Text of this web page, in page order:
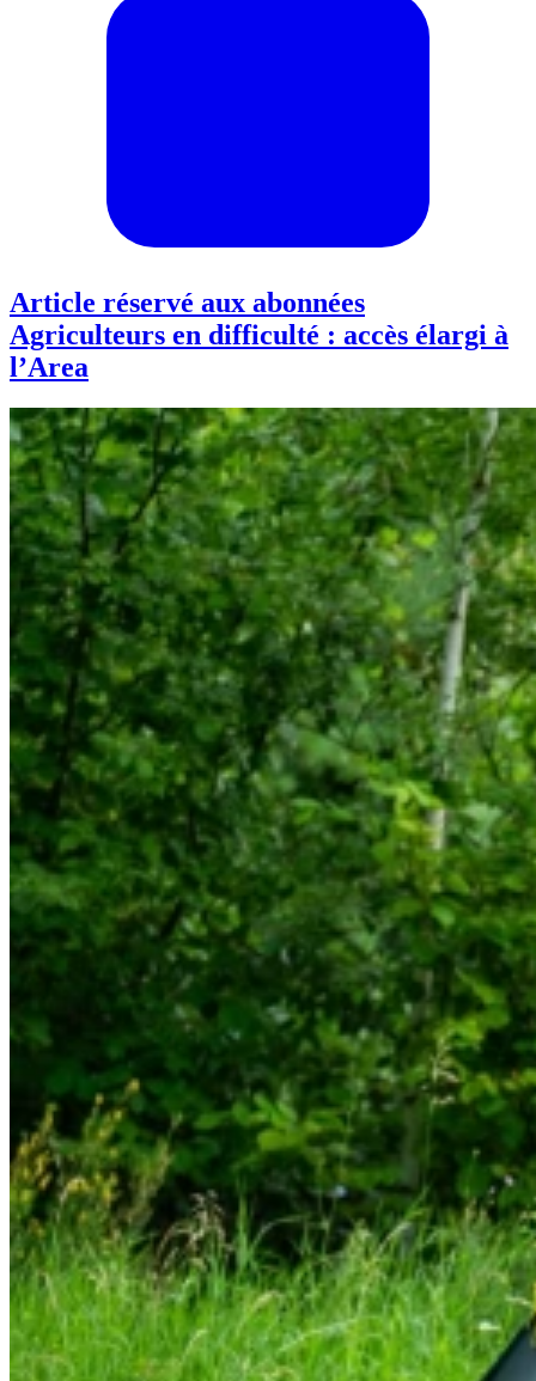
Article réservé aux abonnées
Agriculteurs en difficulté : accès élargi à
l’Area